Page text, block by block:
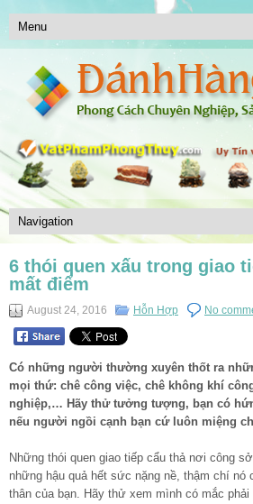
6 thói quen xấu trong giao
mất điểm
August 24, 2016 Hỗn Hợp No
Có những người thường xuyên thốt ra
mọi thứ: chê công việc, chê không khí
nghiệp,… Hãy thử tưởng tượng, bạn có
nếu người ngồi cạnh bạn cứ luôn miệng
Những thói quen giao tiếp cẩu thả nơi công
những hậu quả hết sức nặng nề, thậm chí nó
thân của bạn. Hãy thử xem mình có mắc